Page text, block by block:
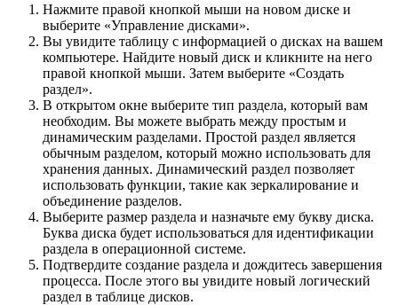
Нажмите правой кнопкой мыши на новом диске и
выберите «Управление дисками».
Вы увидите таблицу с информацией о дисках на вашем
компьютере. Найдите новый диск и кликните на него
правой кнопкой мыши. Затем выберите «Создать
раздел».
В открытом окне выберите тип раздела, который вам
необходим. Вы можете выбрать между простым и
динамическим разделами. Простой раздел является
обычным разделом, который можно использовать для
хранения данных. Динамический раздел позволяет
использовать функции, такие как зеркалирование и
объединение разделов.
Выберите размер раздела и назначьте ему букву диска.
Буква диска будет использоваться для идентификации
раздела в операционной системе.
Подтвердите создание раздела и дождитесь завершения
процесса. После этого вы увидите новый логический
раздел в таблице дисков.